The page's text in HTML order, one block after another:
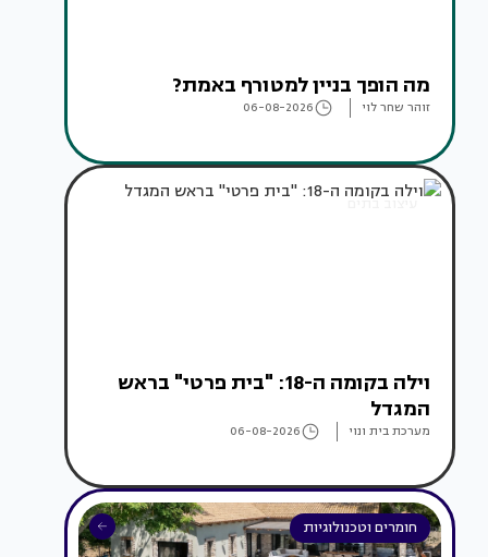
מה הופך בניין למטורף באמת?
זוהר שחר לוי 06-08-2026
עיצוב בתים
וילה בקומה ה-18: "בית פרטי" בראש
המגדל
מערכת בית ונוי 06-08-2026
חומרים וטכנולוגיות